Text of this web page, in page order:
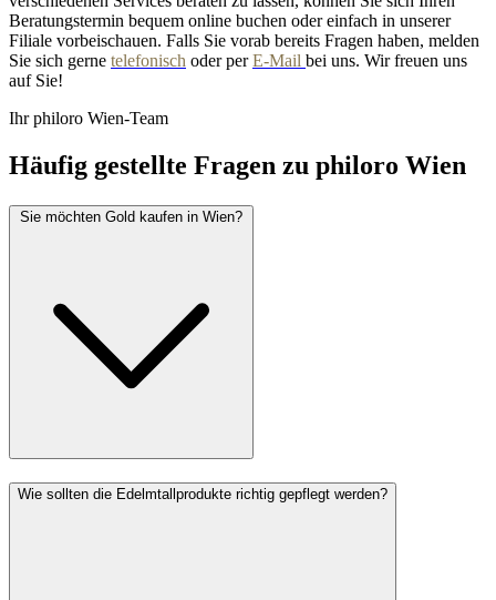
Beratungstermin bequem online buchen oder einfach in unserer
Filiale vorbeischauen. Falls Sie vorab bereits Fragen haben, melden
Sie sich gerne telefonisch oder perE-Mail bei uns. Wir freuen uns
auf Sie!
Ihr philoro Wien-Team
Häufig gestellte Fragen zu philoro Wien
Wie sollten die Edelmtallprodukte richtig gepflegt werden?